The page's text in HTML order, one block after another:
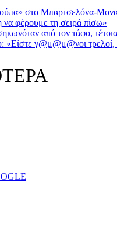
στο Μπαρτσελόνα-
φέρουμε τη σειρά πίσω»
από τον τάφο,
«Είστε γ@μ@μ@νοι